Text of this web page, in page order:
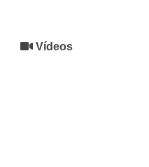
Vídeos